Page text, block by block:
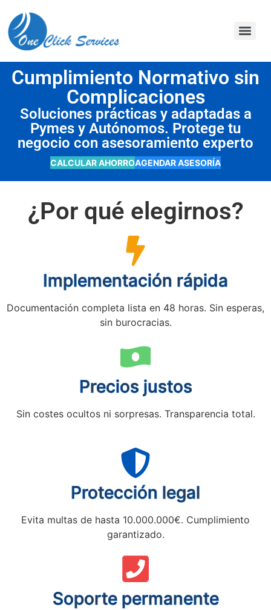
Cumplimiento Normativo sin
Complicaciones
Soluciones prácticas y adaptadas a
Pymes y Autónomos. Protege tu
negocio con asesoramiento experto
CALCULAR AHORROAGENDAR ASESORÍA
¿Por qué elegirnos?
Implementación rápida
Documentación completa lista en 48 horas. Sin esperas,
sin burocracias.
Precios justos
Sin costes ocultos ni sorpresas. Transparencia total.
Protección legal
Evita multas de hasta 10.000.000€. Cumplimiento
garantizado.
Soporte permanente